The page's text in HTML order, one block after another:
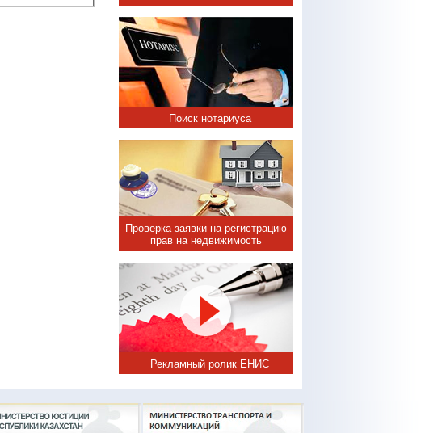
Поиск нотариуса
Проверка заявки на регистрацию
прав на недвижимость
Рекламный ролик ЕНИС